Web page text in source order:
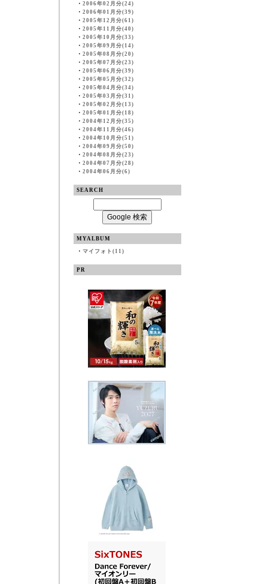
・ 2006年02月分(24)
・ 2006年01月分(39)
・ 2005年12月分(61)
・ 2005年11月分(40)
・ 2005年10月分(33)
・ 2005年09月分(14)
・ 2005年08月分(20)
・ 2005年07月分(23)
・ 2005年06月分(39)
・ 2005年05月分(32)
・ 2005年04月分(34)
・ 2005年03月分(31)
・ 2005年02月分(13)
・ 2005年01月分(18)
・ 2004年12月分(35)
・ 2004年11月分(46)
・ 2004年10月分(51)
・ 2004年09月分(50)
・ 2004年08月分(23)
・ 2004年07月分(28)
・ 2004年06月分(6)
SEARCH
MYALBUM
・ マイフォト(11)
PR